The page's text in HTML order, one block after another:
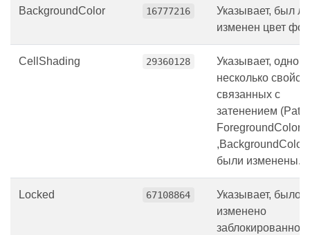
BackgroundColor 16777216
Указывает, был ли
изменен цвет
CellShading 29360128
Указывает, одно
несколько
связанных с
затенением
ForegroundColor
,BackgroundColor
были изменены.
Locked 67108864
Указывает, было
изменено
заблокированное